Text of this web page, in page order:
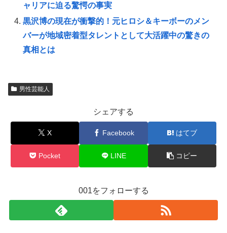
ャリアに迫る驚愕の事実
黒沢博の現在が衝撃的！元ヒロシ＆キーボーのメン
バーが地域密着型タレントとして大活躍中の驚きの
真相とは
男性芸能人
シェアする
X Facebook はてブ
Pocket LINE コピー
001をフォローする